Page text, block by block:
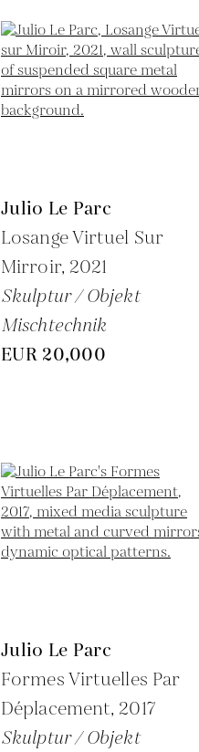
Julio Le Parc
Losange Virtuel Sur
Mirroir, 2021
Skulptur / Objekt
Mischtechnik
EUR 20,000
Julio Le Parc
Formes Virtuelles Par
Déplacement, 2017
Skulptur / Objekt